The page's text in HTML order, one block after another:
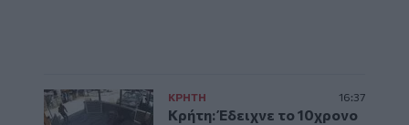
ΚΡΗΤΗ 16:37
Κρήτη: Έδειχνε το 10χρονο